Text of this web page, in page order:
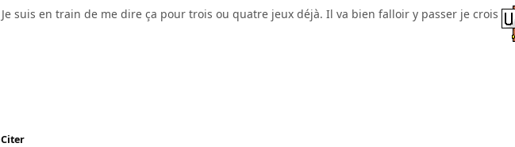
Je suis en train de me dire ça pour trois ou quatre jeux déjà. Il va bien falloir y passer je crois
Citer